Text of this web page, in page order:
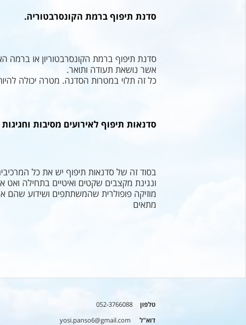
סדנת תיפוף ברמת הקונסרבטוריה.
סדנת תיפוף ברמת הקונסרבטוריון או ברמה
אשר נושאת תעודה ותואר.
כל זה תלוי במטרות הסדנה. מטרה יכולה
סדנאות תיפוף לאירועים מסיבות
בסוד זה של סדנאות תיפוף יש את כל
ונגינת מקצבים שקטים ואיטיים בתחילה
מוזיקה פופולרית שהמשתתפים ושידוע שהם
מתאים
טלפון052-3766088
דוא"ל